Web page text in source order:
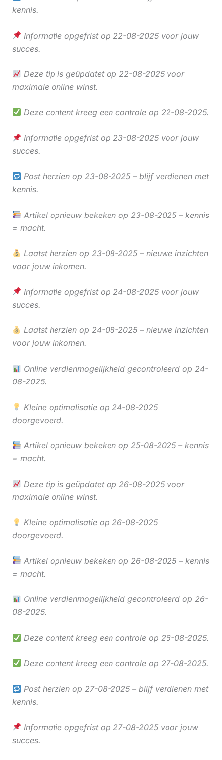
kennis.
Informatie opgefrist op 22-08-2025 voor jouw
succes.
Deze tip is geüpdatet op 22-08-2025 voor
maximale online winst.
Deze content kreeg een controle op 22-08-2025.
Informatie opgefrist op 23-08-2025 voor jouw
succes.
Post herzien op 23-08-2025 – blijf verdienen met
kennis.
Artikel opnieuw bekeken op 23-08-2025 – kennis
= macht.
Laatst herzien op 23-08-2025 – nieuwe inzichten
voor jouw inkomen.
Informatie opgefrist op 24-08-2025 voor jouw
succes.
Laatst herzien op 24-08-2025 – nieuwe inzichten
voor jouw inkomen.
Online verdienmogelijkheid gecontroleerd op 24-
08-2025.
Kleine optimalisatie op 24-08-2025
doorgevoerd.
Artikel opnieuw bekeken op 25-08-2025 – kennis
= macht.
Deze tip is geüpdatet op 26-08-2025 voor
maximale online winst.
Kleine optimalisatie op 26-08-2025
doorgevoerd.
Artikel opnieuw bekeken op 26-08-2025 – kennis
= macht.
Online verdienmogelijkheid gecontroleerd op 26-
08-2025.
Deze content kreeg een controle op 26-08-2025.
Deze content kreeg een controle op 27-08-2025.
Post herzien op 27-08-2025 – blijf verdienen met
kennis.
Informatie opgefrist op 27-08-2025 voor jouw
succes.